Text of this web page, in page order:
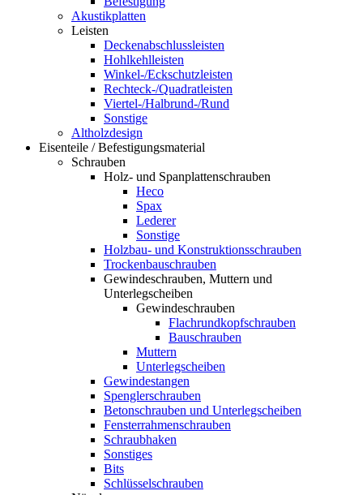
Akustikplatten
Leisten
Deckenabschlussleisten
Hohlkehlleisten
Winkel-/Eckschutzleisten
Rechteck-/Quadratleisten
Viertel-/Halbrund-/Rund
Sonstige
Altholzdesign
Eisenteile / Befestigungsmaterial
Schrauben
Holz- und Spanplattenschrauben
Heco
Spax
Lederer
Sonstige
Holzbau- und Konstruktionsschrauben
Trockenbauschrauben
Gewindeschrauben, Muttern und
Unterlegscheiben
Gewindeschrauben
Flachrundkopfschrauben
Bauschrauben
Muttern
Unterlegscheiben
Gewindestangen
Spenglerschrauben
Betonschrauben und Unterlegscheiben
Fensterrahmenschrauben
Schraubhaken
Sonstiges
Bits
Schlüsselschrauben